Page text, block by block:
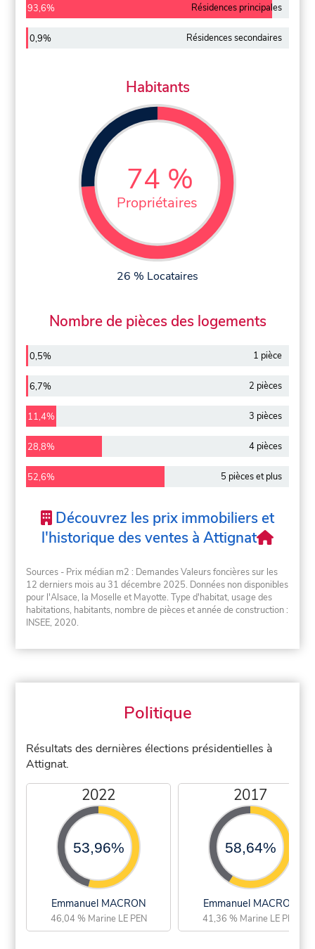
93,6% Résidences principales
0,9% Résidences secondaires
Habitants
74 %
Propriétaires
26 % Locataires
Nombre de pièces des logements
0,5% 1 pièce
6,7% 2 pièces
11,4% 3 pièces
28,8% 4 pièces
52,6% 5 pièces et plus
Découvrez les prix immobiliers et
l'historique des ventes à Attignat
Sources - Prix médian m2 : Demandes Valeurs foncières sur les
12 derniers mois au 31 décembre 2025. Données non disponibles
pour l'Alsace, la Moselle et Mayotte. Type d'habitat, usage des
habitations, habitants, nombre de pièces et année de construction :
INSEE, 2020.
Politique
Résultats des dernières élections présidentielles à
Attignat.
2022
53,96%
Emmanuel MACRON
46,04 % Marine LE PEN
2017
58,64%
Emmanuel MACRON
41,36 % Marine LE PEN